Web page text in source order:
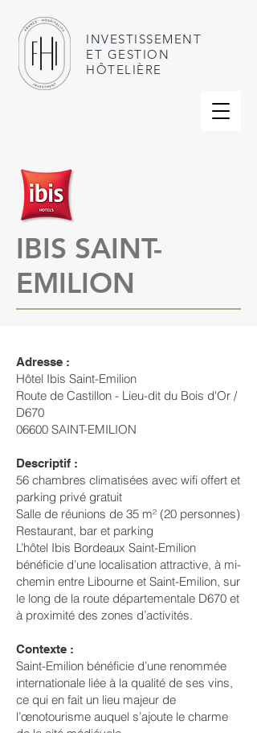
INVESTISSEMENT
ET GESTION
HÔTELIÈRE
IBIS SAINT-
EMILION
Adresse :
Hôtel Ibis Saint-Emilion
Route de Castillon - Lieu-dit du Bois d'Or /
D670
06600 SAINT-EMILION
Descriptif :
56 chambres climatisées avec wifi offert et
parking privé gratuit
Salle de réunions de 35 m² (20 personnes)
Restaurant, bar et parking
L’hôtel Ibis Bordeaux Saint-Emilion
bénéficie d’une localisation attractive, à mi-
chemin entre Libourne et Saint-Emilion, sur
le long de la route départementale D670 et
à proximité des zones d’activités.
Contexte :
Saint-Emilion bénéficie d’une renommée
internationale liée à la qualité de ses vins,
ce qui en fait un lieu majeur de
l’œnotourisme auquel s’ajoute le charme